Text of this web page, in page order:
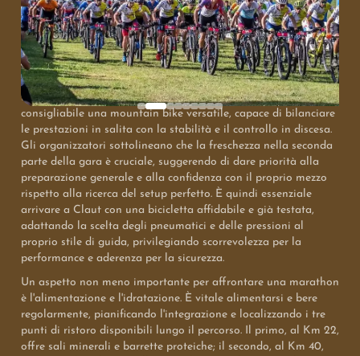
Il percorso della Granfondo, con i suoi 60 km e 2200 metri di
dislivello, presenta salite pedalabili su strade forestali e tratti
con pendenze impegnative, seguiti da discese veloci e single
track tecnici. Per affrontare al meglio queste sfide, è
consigliabile una mountain bike versatile, capace di bilanciare
le prestazioni in salita con la stabilità e il controllo in discesa.
Gli organizzatori sottolineano che la freschezza nella seconda
parte della gara è cruciale, suggerendo di dare priorità alla
preparazione generale e alla confidenza con il proprio mezzo
rispetto alla ricerca del setup perfetto. È quindi essenziale
arrivare a Claut con una bicicletta affidabile e già testata,
adattando la scelta degli pneumatici e delle pressioni al
proprio stile di guida, privilegiando scorrevolezza per la
performance e aderenza per la sicurezza.
Un aspetto non meno importante per affrontare una marathon
è l'alimentazione e l'idratazione. È vitale alimentarsi e bere
regolarmente, pianificando l'integrazione e localizzando i tre
punti di ristoro disponibili lungo il percorso. Il primo, al Km 22,
offre sali minerali e barrette proteiche; il secondo, al Km 40,